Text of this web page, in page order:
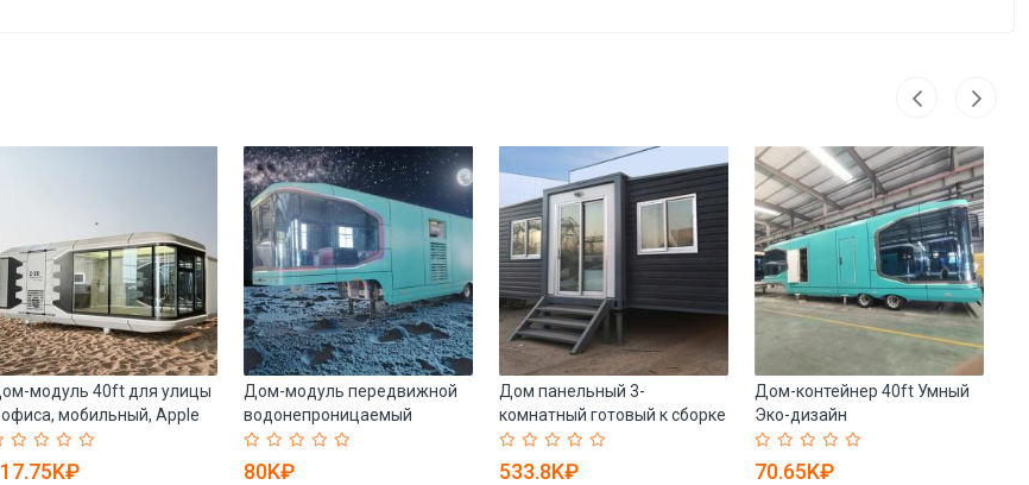
модуль 40ft для улицы
мобильный, Apple
(арт. 26-1090093)
Дом-модуль передвижной
водонепроницаемый
стальной капсула (арт. 26-
1090294)
80K₽
Дом панельный 3-
комнатный готовый к сборке
(арт. 25-30072117)
533.8K₽
Дом-контейнер 40ft Умный
Эко-дизайн
Водонепроницаемый (арт.
26-1090304)
70.65K₽